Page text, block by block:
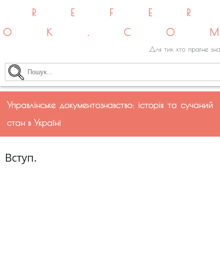
Для тих хто прагне
Управлінське документознавство: історія та сучаний
стан в Україні
Вступ.